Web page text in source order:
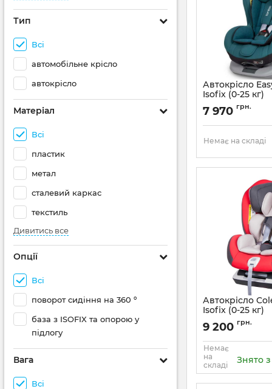
Тип
Всі
автомобільне крісло
автокрісло
Матеріал
Всі
пластик
метал
сталевий каркас
текстиль
Дивитись все
Опції
Всі
поворот сидіння на 360 º
база з ISOFIX та опорою у
підлогу
Вага
Всі
Автокрісло
Isofix (0-25 кг)
Артикул: 9024-EGT-
7 970 грн.
Немає на складі
Автокрісло
Isofix (0-25 кг)
Артикул: 9024-CVIs-
9 200 грн.
Немає
на
складі
Знято